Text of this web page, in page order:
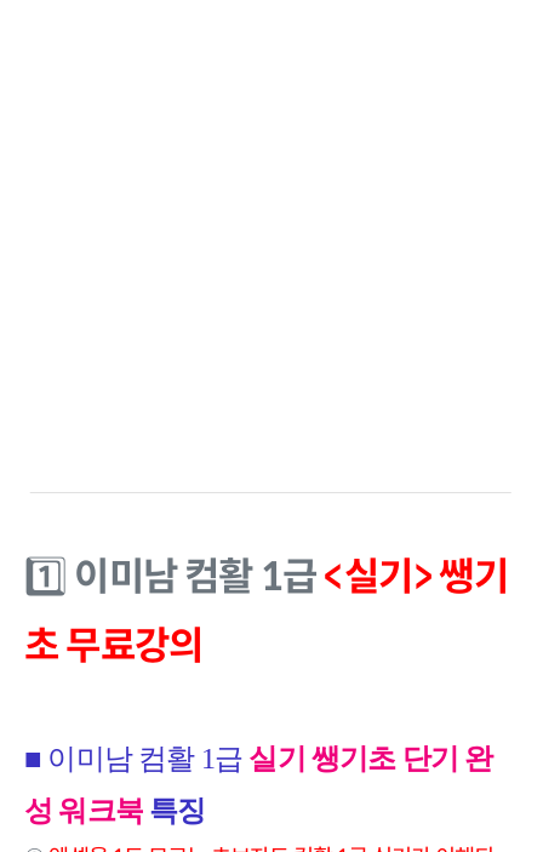
1️⃣ 이미남 컴활 1급<실기> 쌩기
초 무료강의
■ 이미남 컴활 1급 실기 쌩기초 단기 완
성 워크북 특징